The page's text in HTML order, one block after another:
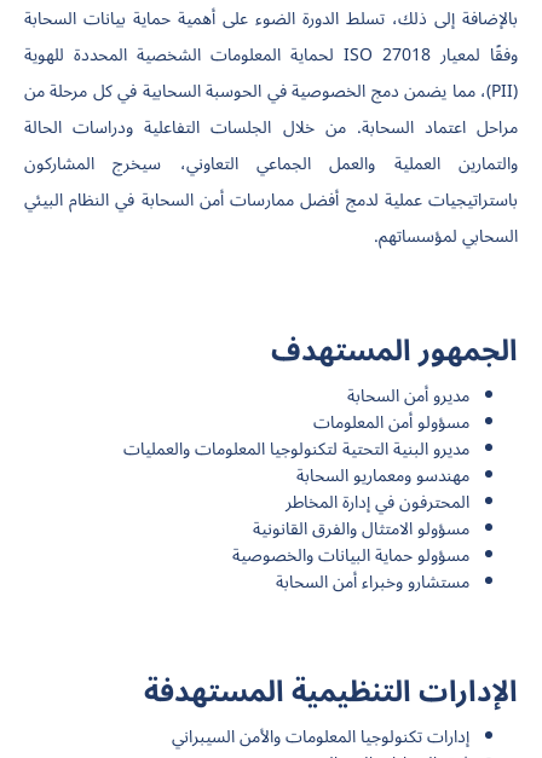
بالإضافة إلى ذلك، تسلط الدورة الضوء على أهمية حماية بيانات السحابة
وفقًا لمعيار ISO 27018 لحماية المعلومات الشخصية المحددة للهوية
(PII)، مما يضمن دمج الخصوصية في الحوسبة السحابية في كل مرحلة من
مراحل اعتماد السحابة. من خلال الجلسات التفاعلية ودراسات الحالة
والتمارين العملية والعمل الجماعي التعاوني، سيخرج المشاركون
باستراتيجيات عملية لدمج أفضل ممارسات أمن السحابة في النظام البيئي
السحابي لمؤسساتهم.
الجمهور المستهدف
مديرو أمن السحابة
مسؤولو أمن المعلومات
مديرو البنية التحتية لتكنولوجيا المعلومات والعمليات
مهندسو ومعماريو السحابة
المحترفون في إدارة المخاطر
مسؤولو الامتثال والفرق القانونية
مسؤولو حماية البيانات والخصوصية
مستشارو وخبراء أمن السحابة
الإدارات التنظيمية المستهدفة
إدارات تكنولوجيا المعلومات والأمن السيبراني